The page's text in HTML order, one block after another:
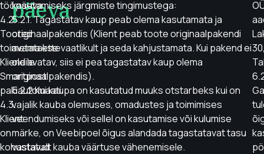
tööpäeva.
4.2.
Tooted
toimetatakse
Kliendile
Smartpost
pakiautomaati.
4.3.
Klient
on
kohustatud
päeva
kasutamiseks järgmiste tingimustega:
5.2.1. Tagastatav kaup peab olema kasutamata ja
originaalpakendis (Klient peab toote originaalpakendi
avama ettevaatlikult ja seda kahjustamata. Kui pakend ei
ole avatav, siis ei pea tagastatav kaup olema
originaalpakendis).
5.2.2 Kui kaupa on kasutatud muuks otstarbeks kui on
vajalik kauba olemuses, omadustes ja toimimises
veendumiseks või sellel on kasutamise või kulumise
märke, on Veebipoel õigus alandada tagastatavat tasu
vastavalt kauba väärtuse vähenemisele.